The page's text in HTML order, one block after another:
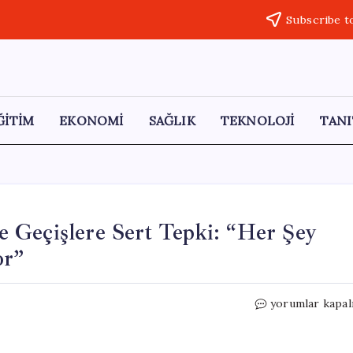
Subscribe
EKONOMİ SAĞLIK TEKNOLOJİ
Geçişlere Sert Tepki: “Her Şey
Mahmut
yorumlar